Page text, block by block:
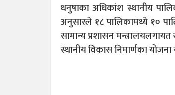
धनुषाका अधिकांश स्थानीय
अनुसारले १८ पालिकामध्ये १०
सामान्य प्रशासन
स्थानीय विकास निमार्णका